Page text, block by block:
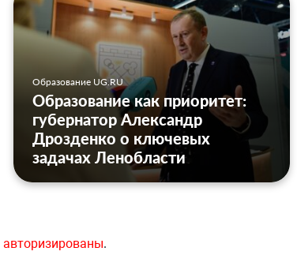
Образование UG.RU
Образование как приоритет:
губернатор Александр
Дрозденко о ключевых
задачах Ленобласти
авторизированы.